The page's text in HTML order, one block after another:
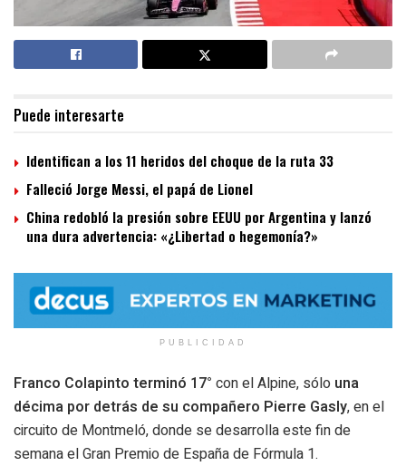
Puede interesarte
Identifican a los 11 heridos del choque de la ruta 33
Falleció Jorge Messi, el papá de Lionel
China redobló la presión sobre EEUU por Argentina y lanzó
una dura advertencia: «¿Libertad o hegemonía?»
PUBLICIDAD
Franco Colapinto terminó 17° con el Alpine, sólo una
décima por detrás de su compañero Pierre Gasly, en el
circuito de Montmeló, donde se desarrolla este fin de
semana el Gran Premio de España de Fórmula 1.